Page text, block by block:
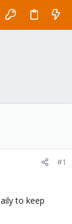
#1
to keep